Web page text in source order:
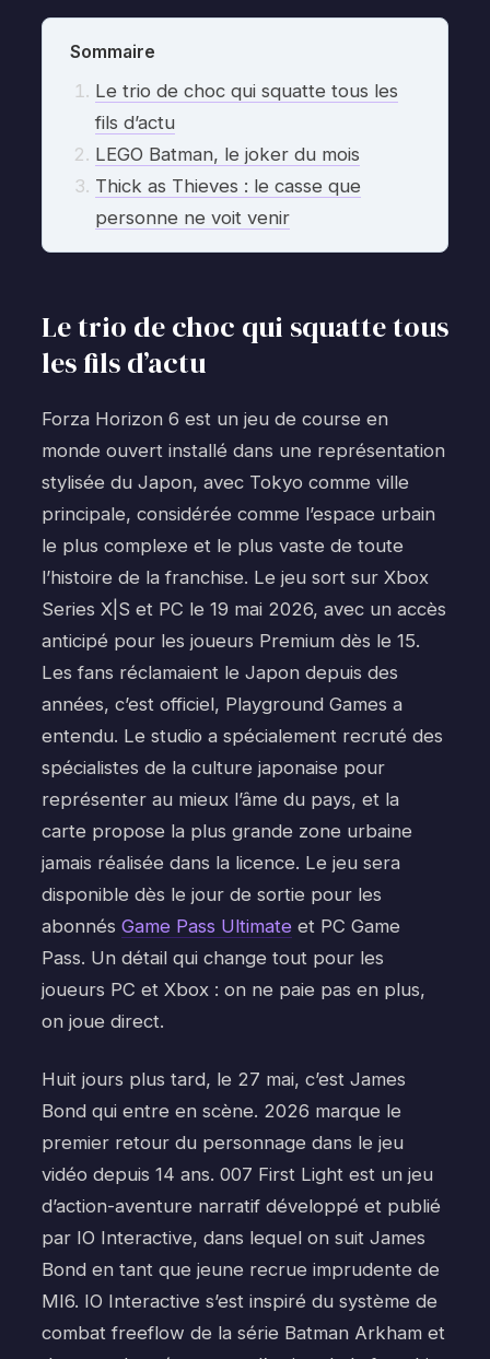
Sommaire
Le trio de choc qui squatte tous les
fils d’actu
LEGO Batman, le joker du mois
Thick as Thieves : le casse que
personne ne voit venir
Le trio de choc qui squatte tous
les fils d’actu
Forza Horizon 6 est un jeu de course en
monde ouvert installé dans une représentation
stylisée du Japon, avec Tokyo comme ville
principale, considérée comme l’espace urbain
le plus complexe et le plus vaste de toute
l’histoire de la franchise. Le jeu sort sur Xbox
Series X|S et PC le 19 mai 2026, avec un accès
anticipé pour les joueurs Premium dès le 15.
Les fans réclamaient le Japon depuis des
années, c’est officiel, Playground Games a
entendu. Le studio a spécialement recruté des
spécialistes de la culture japonaise pour
représenter au mieux l’âme du pays, et la
carte propose la plus grande zone urbaine
jamais réalisée dans la licence. Le jeu sera
disponible dès le jour de sortie pour les
abonnés Game Pass Ultimate et PC Game
Pass. Un détail qui change tout pour les
joueurs PC et Xbox : on ne paie pas en plus,
on joue direct.
Huit jours plus tard, le 27 mai, c’est James
Bond qui entre en scène. 2026 marque le
premier retour du personnage dans le jeu
vidéo depuis 14 ans. 007 First Light est un jeu
d’action-aventure narratif développé et publié
par IO Interactive, dans lequel on suit James
Bond en tant que jeune recrue imprudente de
MI6. IO Interactive s’est inspiré du système de
combat freeflow de la série Batman Arkham et